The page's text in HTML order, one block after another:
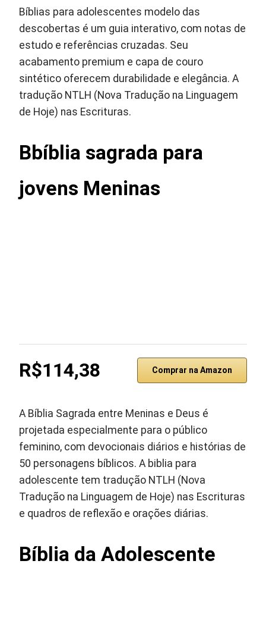
Bíblias para adolescentes modelo das
descobertas é um guia interativo, com notas de
estudo e referências cruzadas. Seu
acabamento premium e capa de couro
sintético oferecem durabilidade e elegância. A
tradução NTLH (Nova Tradução na Linguagem
de Hoje) nas Escrituras.
Bbíblia sagrada para
jovens Meninas
R$114,38 Comprar na Amazon
A Bíblia Sagrada entre Meninas e Deus é
projetada especialmente para o público
feminino, com devocionais diários e histórias de
50 personagens bíblicos. A biblia para
adolescente tem tradução NTLH (Nova
Tradução na Linguagem de Hoje) nas Escrituras
e quadros de reflexão e orações diárias.
Bíblia da Adolescente